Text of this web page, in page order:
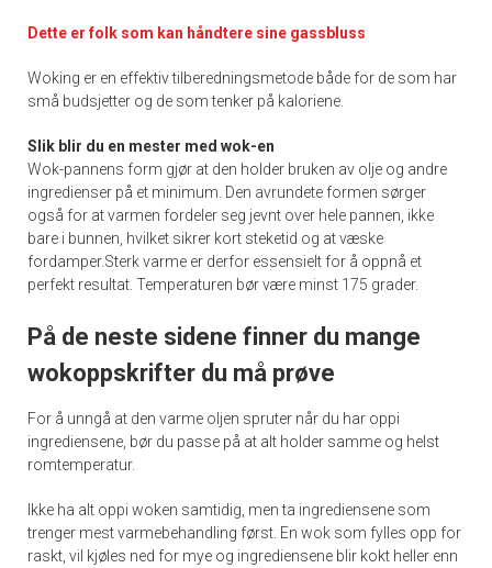
Dette er folk som kan håndtere sine gassbluss
Woking er en effektiv tilberedningsmetode både for de som har
små budsjetter og de som tenker på kaloriene.
Slik blir du en mester med wok-en
Wok-pannens form gjør at den holder bruken av olje og andre
ingredienser på et minimum. Den avrundete formen sørger
også for at varmen fordeler seg jevnt over hele pannen, ikke
bare i bunnen, hvilket sikrer kort steketid og at væske
fordamper.Sterk varme er derfor essensielt for å oppnå et
perfekt resultat. Temperaturen bør være minst 175 grader.
På de neste sidene finner du mange
wokoppskrifter du må prøve
For å unngå at den varme oljen spruter når du har oppi
ingrediensene, bør du passe på at alt holder samme og helst
romtemperatur.
Ikke ha alt oppi woken samtidig, men ta ingrediensene som
trenger mest varmebehandling først. En wok som fylles opp for
raskt, vil kjøles ned for mye og ingrediensene blir kokt heller enn